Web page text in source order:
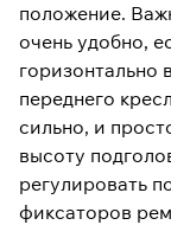
положение.
очень удобно,
горизонтально
переднего
сильно, и
высоту
регулировать
фиксаторов